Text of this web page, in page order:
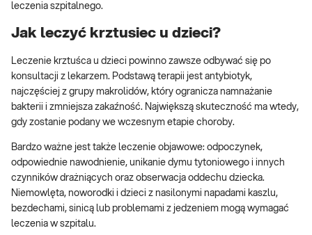
leczenia szpitalnego.
Jak leczyć krztusiec u dzieci?
Leczenie krztuśca u dzieci powinno zawsze odbywać się po
konsultacji z lekarzem. Podstawą terapii jest antybiotyk,
najczęściej z grupy makrolidów, który ogranicza namnażanie
bakterii i zmniejsza zakaźność. Największą skuteczność ma wtedy,
gdy zostanie podany we wczesnym etapie choroby.
Bardzo ważne jest także leczenie objawowe: odpoczynek,
odpowiednie nawodnienie, unikanie dymu tytoniowego i innych
czynników drażniących oraz obserwacja oddechu dziecka.
Niemowlęta, noworodki i dzieci z nasilonymi napadami kaszlu,
bezdechami, sinicą lub problemami z jedzeniem mogą wymagać
leczenia w szpitalu.